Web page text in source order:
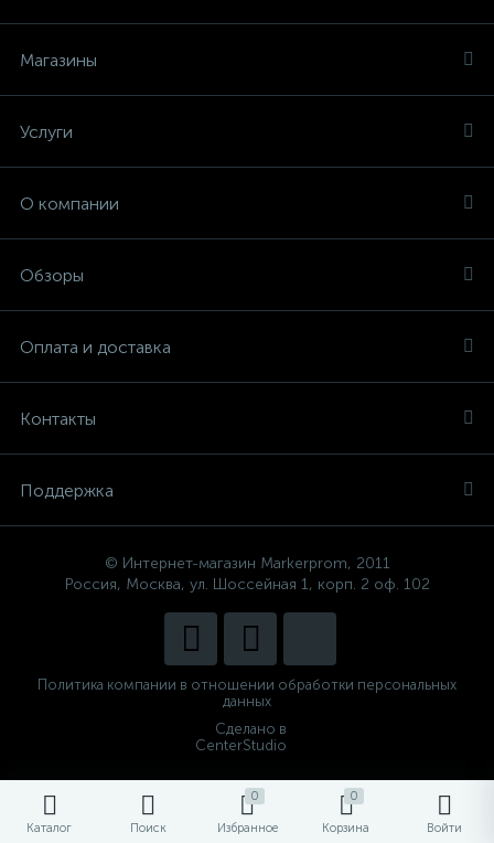
Каталог Поиск
0
Избранное
0
Корзина Войти
Магазины
Услуги
О компании
Обзоры
Оплата и доставка
Контакты
Поддержка
© Интернет-магазин Markerprom, 2011
Россия, Москва, ул. Шоссейная 1, корп. 2 оф. 102
Политика компании в отношении обработки персональных
данных
Сделано в
CenterStudio